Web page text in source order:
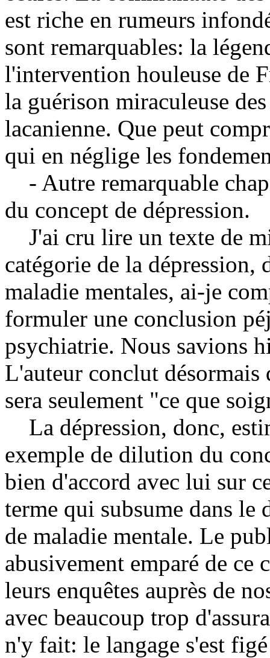
est riche en rumeurs
sont remarquables: la
l'intervention houleuse de
la guérison miraculeuse
lacanienne. Que peut
qui en néglige les
- Autre remarquable
du concept de dépression.
J'ai cru lire un texte de
catégorie de la
maladie mentales, ai-je
formuler une conclusion
psychiatrie. Nous savions
L'auteur conclut désormais
sera seulement "ce que
La dépression, donc,
exemple de dilution du
bien d'accord avec lui sur
terme qui subsume dans le
de maladie mentale. Le
abusivement emparé de ce
leurs enquêtes auprès de
avec beaucoup trop
n'y fait: le langage s'est